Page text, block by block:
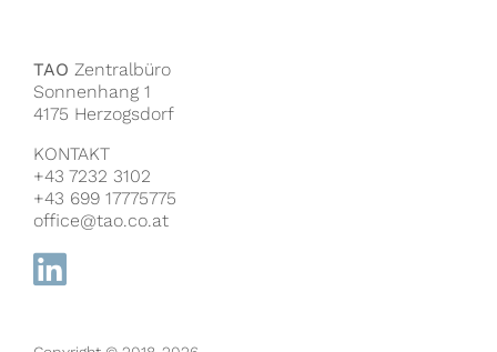
TAO Zentralbüro
Sonnenhang 1
4175 Herzogsdorf
KONTAKT
+43 7232 3102
+43 699 17775775
office@tao.co.at